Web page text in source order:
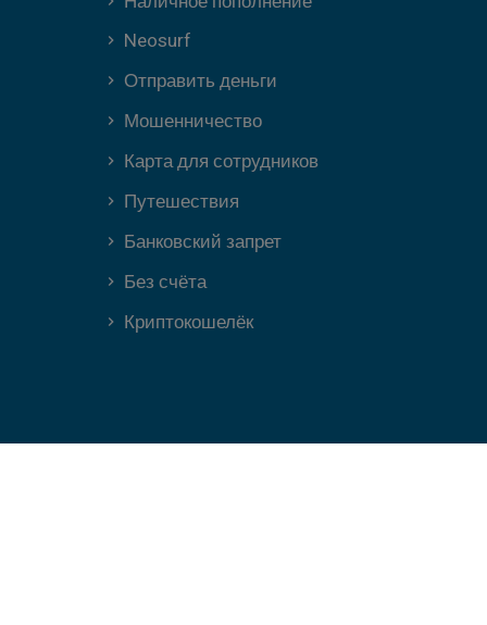
Neosurf
Отправить деньги
Мошенничество
Карта для сотрудников
Путешествия
Банковский запрет
Без счёта
Криптокошелёк